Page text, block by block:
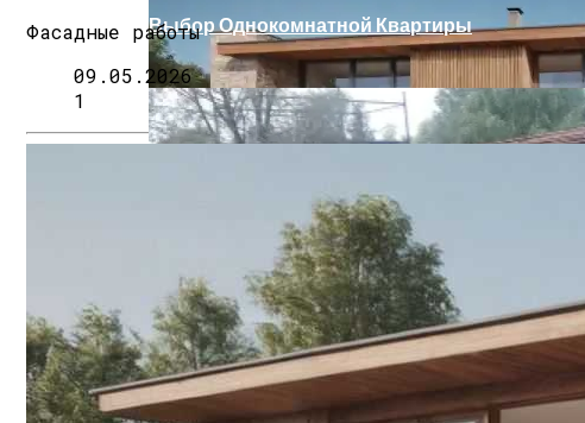
Поездка В Волгоград
Нанесение Гидроизоляции С Микросферами
Выбор Однокомнатной Квартиры
Фасадные работы
09.05.2026
1